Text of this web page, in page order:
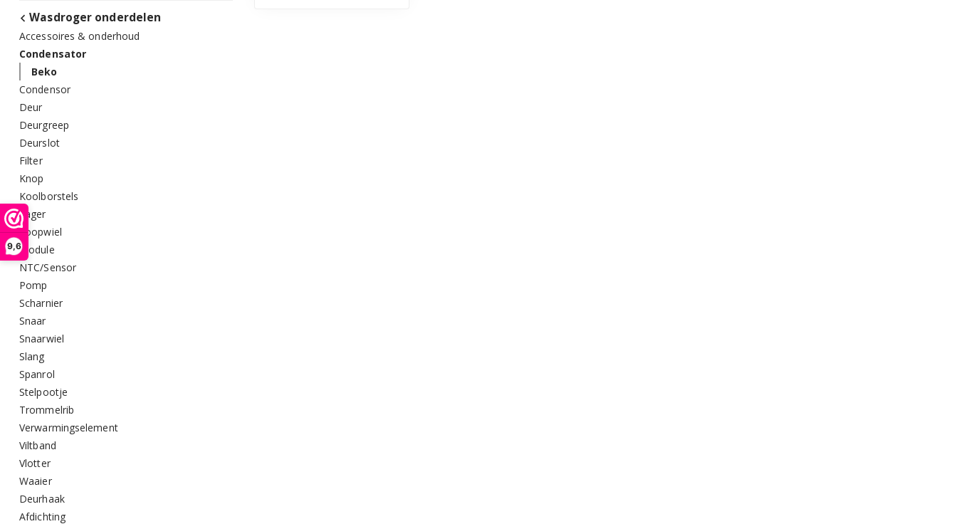
9,6
Wasdroger onderdelen
Accessoires & onderhoud
Condensator
Beko
Condensor
Deur
Deurgreep
Deurslot
Filter
Knop
Koolborstels
Lager
Loopwiel
Module
NTC/Sensor
Pomp
Scharnier
Snaar
Snaarwiel
Slang
Spanrol
Stelpootje
Trommelrib
Verwarmingselement
Viltband
Vlotter
Waaier
Deurhaak
Afdichting